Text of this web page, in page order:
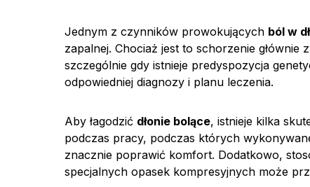
Jednym z czynników prowokujących ból w
zapalnej. Chociaż jest to schorzenie głównie
szczególnie gdy istnieje predyspozycja
odpowiedniej diagnozy i planu leczenia.
Aby łagodzić dłonie bolące, istnieje kilka
podczas pracy, podczas których
znacznie poprawić komfort. Dodatkowo,
specjalnych opasek kompresyjnych może